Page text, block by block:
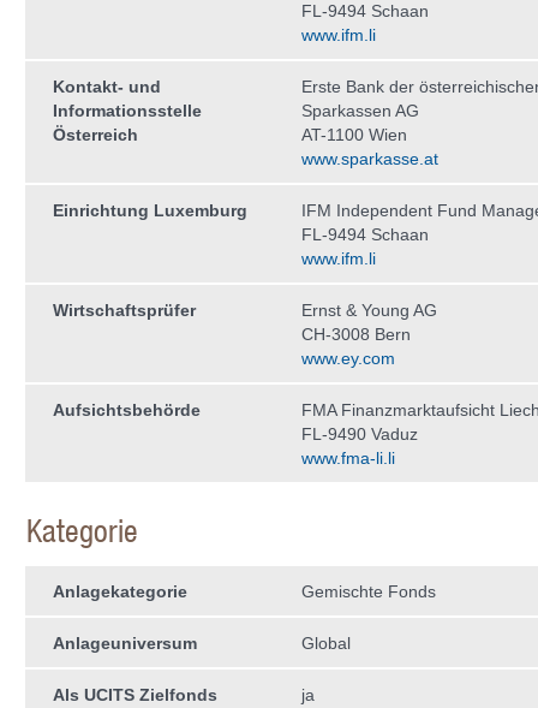
FL-9494 Schaan
www.ifm.li
Kontakt- und
Informationsstelle
Österreich
Erste Bank der
Sparkassen AG
AT-1100 Wien
www.sparkasse.at
Einrichtung Luxemburg
IFM Independent Fund
FL-9494 Schaan
www.ifm.li
Wirtschaftsprüfer
Ernst & Young AG
CH-3008 Bern
www.ey.com
Aufsichtsbehörde
FMA Finanzmarktaufsicht
FL-9490 Vaduz
www.fma-li.li
Kategorie
Anlagekategorie Gemischte Fonds
Anlageuniversum Global
Als UCITS Zielfonds
ja